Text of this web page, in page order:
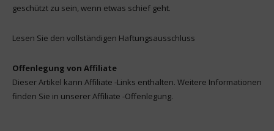
geschützt zu sein, wenn etwas schief geht.
Lesen Sie den vollständigen Haftungsausschluss
Offenlegung von Affiliate
Dieser Artikel kann Affiliate -Links enthalten. Weitere Informationen
finden Sie in unserer Affiliate -Offenlegung.